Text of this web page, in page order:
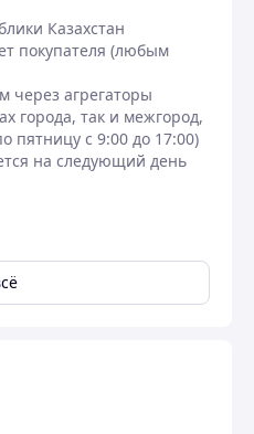
Казахстан
покупателя (любым
через агрегаторы
города, так и межгород,
пятницу с 9:00 до 17:00)
на следующий день